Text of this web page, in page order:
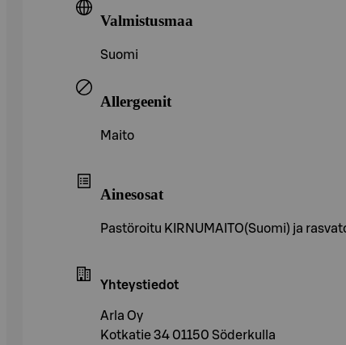
Valmistusmaa
Suomi
Allergeenit
Maito
Ainesosat
Pastöroitu KIRNUMAITO(Suomi) ja
Yhteystiedot
Arla Oy
Kotkatie 34 01150 Söderkulla